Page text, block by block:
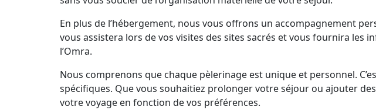
En plus de l’hébergement, nous vous offrons un accompagnement
vous assistera lors de vos visites des sites sacrés et vous fournira
l’Omra.
Nous comprenons que chaque pèlerinage est unique et personnel.
spécifiques. Que vous souhaitiez prolonger votre séjour ou ajouter
votre voyage en fonction de vos préférences.